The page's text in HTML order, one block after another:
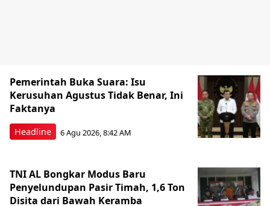
Headline
Pemerintah Buka Suara: Isu
Kerusuhan Agustus Tidak Benar, Ini
Faktanya
6 Agu 2026, 8:42 AM
TNI AL Bongkar Modus Baru
Penyelundupan Pasir Timah, 1,6 Ton
Disita dari Bawah Keramba